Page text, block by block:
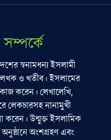
স্বনামধন্য ইসলামী
ও খতীব। ইসলামের
করেন। লেখালেখি,
লেকচারসহ নানামুখী
করেন। উন্মুক্ত ইসলামিক
অনুষ্ঠানে অংশগ্রহণ এবং